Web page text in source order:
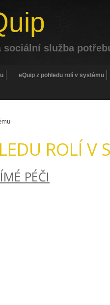
sociální služba
eQuip z pohledu rolí v systému
ROLÍ V
PÉČI